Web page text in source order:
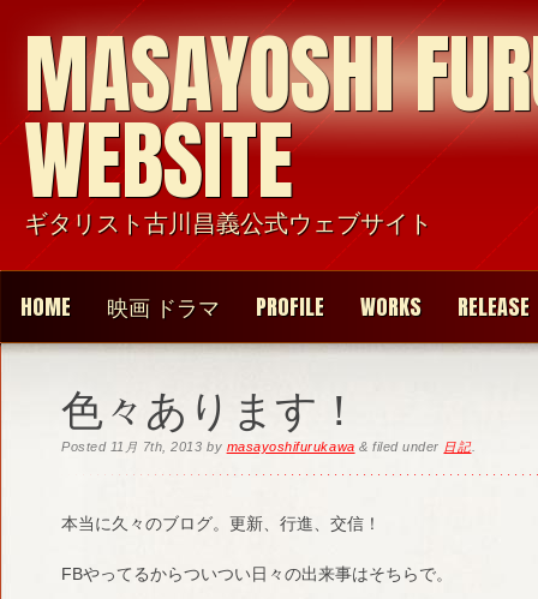
MASAYOSHI
WEBSITE
ギタリスト古川昌義公式ウェブサイト
HOME 映画 ドラマ PROFILE WORKS RELEASE
色々あります！
Posted 11月 7th, 2013 by masayoshifurukawa & filed under 日記.
本当に久々のブログ。更新、行進、交信！
FBやってるからついつい日々の出来事はそちらで。